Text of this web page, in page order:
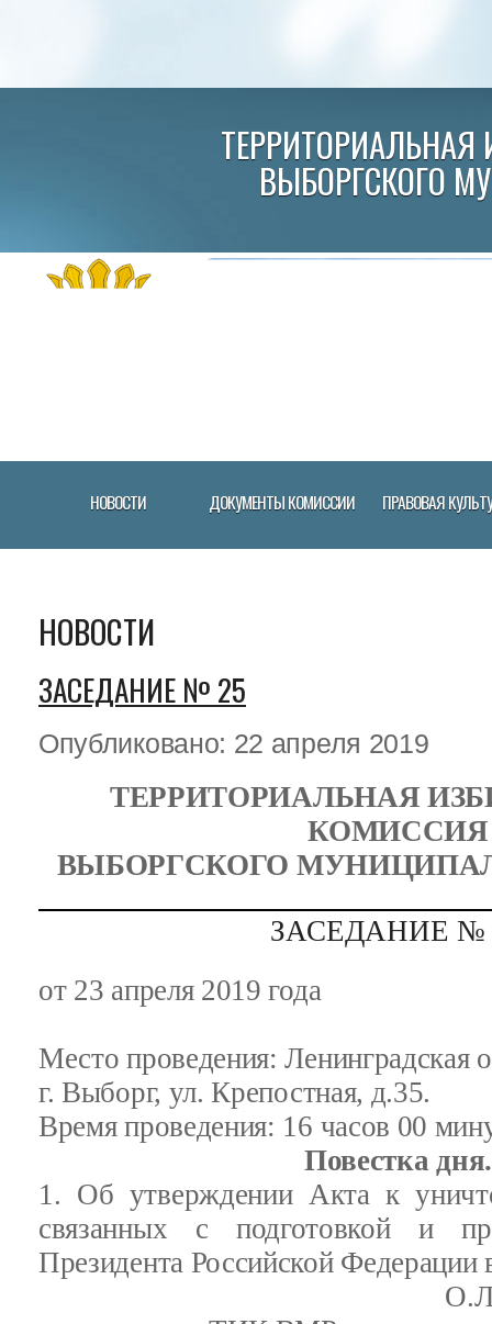
ВЫБОРГСКОГО
НОВОСТИ ДОКУМЕНТЫ КОМИССИИ ПРАВОВАЯ
НОВОСТИ
ЗАСЕДАНИЕ № 25
Опубликовано: 22 апреля 2019
ТЕРРИТОРИАЛЬНАЯ
КОМИССИЯ
ВЫБОРГСКОГО
ЗАСЕДАНИЕ №
от 23 апреля 2019 года
Место проведения: Ленинградская
г. Выборг, ул. Крепостная, д.35.
Время проведения: 16 часов 00
Повестка дня.
1. Об утверждении Акта к
связанных с подготовкой и
Президента Российской Федерации
О.Л.Бойков,